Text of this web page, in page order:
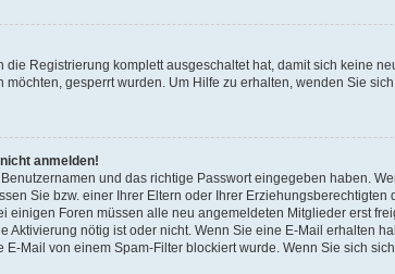
Registrierung komplett ausgeschaltet hat, damit sich keine
gesperrt wurden. Um Hilfe zu erhalten, wenden Sie
anmelden!
und das richtige Passwort eingegeben haben.
Sie bzw. einer Ihrer Eltern oder Ihrer
einigen Foren müssen alle neu angemeldeten Mitglieder erst
Aktivierung nötig ist oder nicht. Wenn Sie eine E-Mail erhalten
Mail von einem Spam-Filter blockiert wurde. Wenn Sie sich